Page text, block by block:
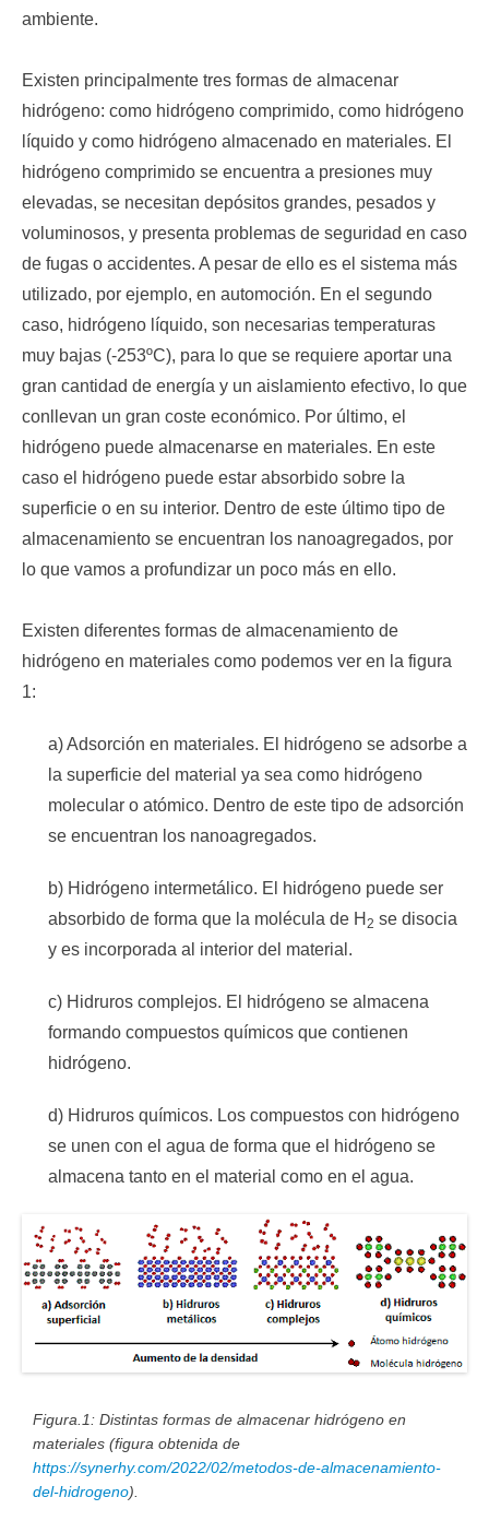
ambiente.
Existen principalmente tres formas de almacenar
hidrógeno: como hidrógeno comprimido, como hidrógeno
líquido y como hidrógeno almacenado en materiales. El
hidrógeno comprimido se encuentra a presiones muy
elevadas, se necesitan depósitos grandes, pesados y
voluminosos, y presenta problemas de seguridad en caso
de fugas o accidentes. A pesar de ello es el sistema más
utilizado, por ejemplo, en automoción. En el segundo
caso, hidrógeno líquido, son necesarias temperaturas
muy bajas (-253ºC), para lo que se requiere aportar una
gran cantidad de energía y un aislamiento efectivo, lo que
conllevan un gran coste económico. Por último, el
hidrógeno puede almacenarse en materiales. En este
caso el hidrógeno puede estar absorbido sobre la
superficie o en su interior. Dentro de este último tipo de
almacenamiento se encuentran los nanoagregados, por
lo que vamos a profundizar un poco más en ello.
Existen diferentes formas de almacenamiento de
hidrógeno en materiales como podemos ver en la figura
1:
a) Adsorción en materiales. El hidrógeno se adsorbe a
la superficie del material ya sea como hidrógeno
molecular o atómico. Dentro de este tipo de adsorción
se encuentran los nanoagregados.
b) Hidrógeno intermetálico. El hidrógeno puede ser
absorbido de forma que la molécula de H 2 se disocia
y es incorporada al interior del material.
c) Hidruros complejos. El hidrógeno se almacena
formando compuestos químicos que contienen
hidrógeno.
d) Hidruros químicos. Los compuestos con hidrógeno
se unen con el agua de forma que el hidrógeno se
almacena tanto en el material como en el agua.
Figura.1: Distintas formas de almacenar hidrógeno en
materiales (figura obtenida de
https://synerhy.com/2022/02/metodos-de-almacenamiento-
del-hidrogeno).